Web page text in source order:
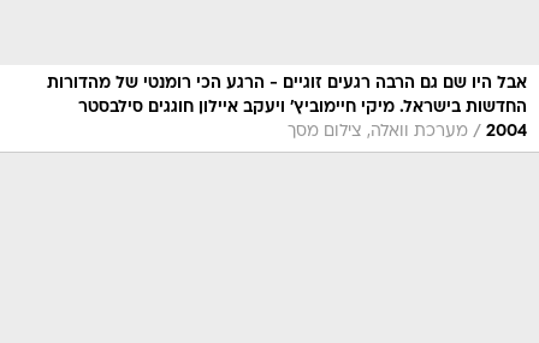
אבל היו שם גם הרבה רגעים זוגיים - הרגע הכי רומנטי של מהדורות
החדשות בישראל. מיקי חיימוביץ' ויעקב איילון חוגגים סילבסטר
2004
/ מערכת וואלה, צילום מסך